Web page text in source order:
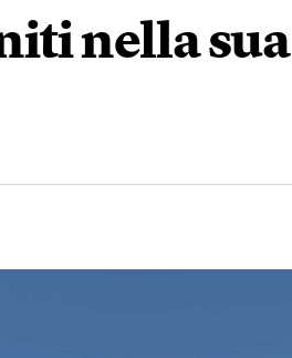
nella sua